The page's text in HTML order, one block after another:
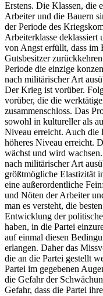
Erstens. Die Klassen, die
Arbeiter und die Bauern
der Periode des
Arbeiterklasse deklassiert
von Angst erfüllt, dass im
Gutsbesitzer
Periode die einzige
nach militärischer Art
Der Krieg ist vorüber.
vorüber, die die
zusammenschloss. Das
sowohl in kultureller als
Niveau erreicht. Auch die
höheres Niveau erreicht.
wächst und wird
nach militärischer Art
größtmögliche Elastizität
eine außerordentliche
und Nöten der Arbeiter
man es versteht, die
Entwicklung der
haben, in die Partei
auf einmal diesen
erlangen. Daher das
die an die Partei gestellt
Partei im gegebenen
die Gefahr der
Gefahr, dass die Partei